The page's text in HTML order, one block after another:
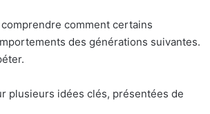
comment certains
des générations suivantes.
plusieurs idées clés, présentées de